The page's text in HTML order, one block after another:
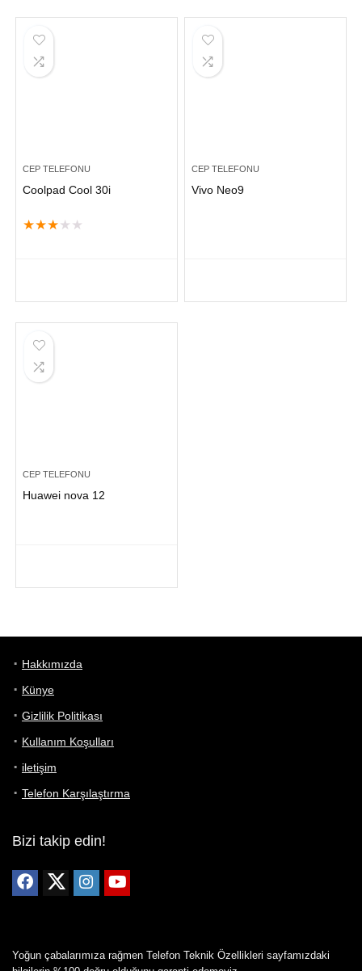
CEP TELEFONU
Coolpad Cool 30i
★★★ ★ ★
CEP TELEFONU
Vivo Neo9
CEP TELEFONU
Huawei nova 12
Hakkımızda
Künye
Gizlilik Politikası
Kullanım Koşulları
iletişim
Telefon Karşılaştırma
Bizi takip edin!
Yoğun çabalarımıza rağmen Telefon Teknik Özellikleri sayfamızdaki